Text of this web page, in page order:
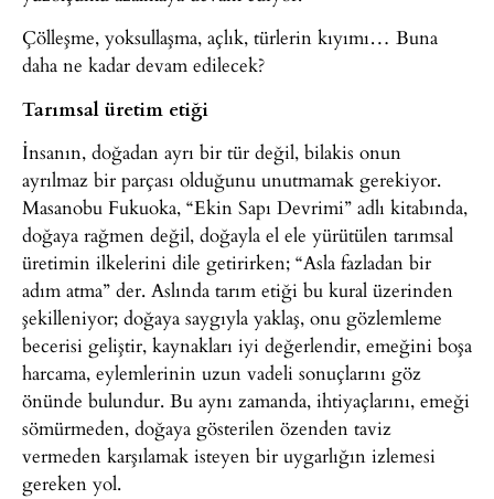
Çölleşme, yoksullaşma, açlık, türlerin kıyımı… Buna
daha ne kadar devam edilecek?
Tarımsal üretim etiği
İnsanın, doğadan ayrı bir tür değil, bilakis onun
ayrılmaz bir parçası olduğunu unutmamak gerekiyor.
Masanobu Fukuoka, “Ekin Sapı Devrimi” adlı kitabında,
doğaya rağmen değil, doğayla el ele yürütülen tarımsal
üretimin ilkelerini dile getirirken; “Asla fazladan bir
adım atma” der. Aslında tarım etiği bu kural üzerinden
şekilleniyor; doğaya saygıyla yaklaş, onu gözlemleme
becerisi geliştir, kaynakları iyi değerlendir, emeğini boşa
harcama, eylemlerinin uzun vadeli sonuçlarını göz
önünde bulundur. Bu aynı zamanda, ihtiyaçlarını, emeği
sömürmeden, doğaya gösterilen özenden taviz
vermeden karşılamak isteyen bir uygarlığın izlemesi
gereken yol.